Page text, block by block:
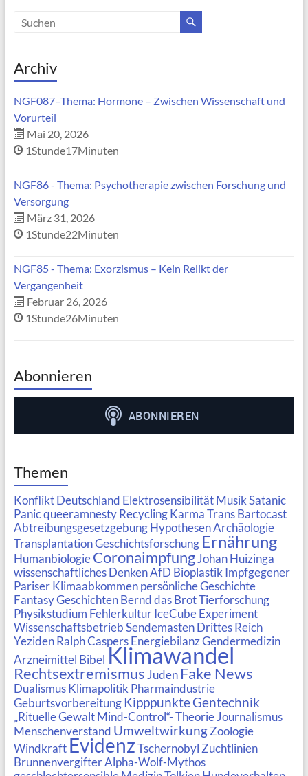
Archiv
NGF087–Thema: Hormone – Zwischen Wissenschaft und
Vorurteil
Mai 20, 2026
1Stunde17Minuten
NGF86 - Thema: Psychotherapie zwischen Forschung und
Versorgung
März 31, 2026
1Stunde22Minuten
NGF85 - Thema: Exorzismus – Kein Relikt der
Vergangenheit
Februar 26, 2026
1Stunde26Minuten
Abonnieren
Themen
Konflikt Deutschland Elektrosensibilität MusikSatanic
Panicqueeramnesty Recycling KarmaTrans Bartocast
Abtreibungsgesetzgebung HypothesenArchäologie
TransplantationGeschichtsforschung Ernährung
Humanbiologie Coronaimpfung Johan Huizinga
wissenschaftliches DenkenAfD Bioplastik Impfgegener
Pariser Klimaabkommen persönliche Geschichte
Fantasy Geschichten Bernd das BrotTierforschung
Physikstudium Fehlerkultur IceCube Experiment
WissenschaftsbetriebSendemasten Drittes Reich
Yeziden Ralph Caspers EnergiebilanzGendermedizin
Arzneimittel BibelKlimawandel
Rechtsextremismus Juden Fake News
Dualismus Klimapolitik Pharmaindustrie
Geburtsvorbereitung KipppunkteGentechnik
„Rituelle Gewalt Mind-Control“- Theorie Journalismus
Menschenverstand Umweltwirkung Zoologie
Windkraft EvidenzTschernobyl Zuchtlinien
BrunnenvergifterAlpha-Wolf-Mythos